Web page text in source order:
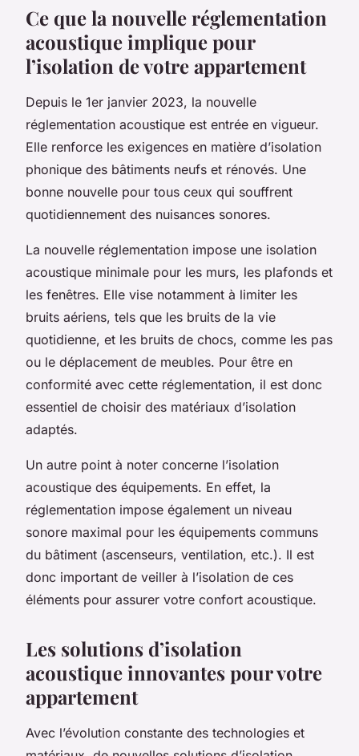
Ce que la nouvelle réglementation
acoustique implique pour
l’isolation de votre appartement
Depuis le 1er janvier 2023, la nouvelle
réglementation acoustique est entrée en vigueur.
Elle renforce les exigences en matière d’isolation
phonique des bâtiments neufs et rénovés. Une
bonne nouvelle pour tous ceux qui souffrent
quotidiennement des nuisances sonores.
La nouvelle réglementation impose une isolation
acoustique minimale pour les murs, les plafonds et
les fenêtres. Elle vise notamment à limiter les
bruits aériens, tels que les bruits de la vie
quotidienne, et les bruits de chocs, comme les pas
ou le déplacement de meubles. Pour être en
conformité avec cette réglementation, il est donc
essentiel de choisir des matériaux d’isolation
adaptés.
Un autre point à noter concerne l’isolation
acoustique des équipements. En effet, la
réglementation impose également un niveau
sonore maximal pour les équipements communs
du bâtiment (ascenseurs, ventilation, etc.). Il est
donc important de veiller à l’isolation de ces
éléments pour assurer votre confort acoustique.
Les solutions d’isolation
acoustique innovantes pour votre
appartement
Avec l’évolution constante des technologies et